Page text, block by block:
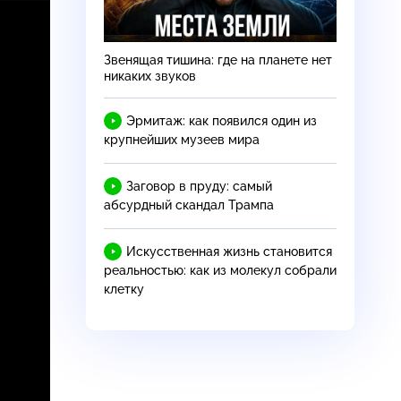
Звенящая тишина: где на планете нет
никаких звуков
Эрмитаж: как появился один из
крупнейших музеев мира
Заговор в пруду: самый
абсурдный скандал Трампа
Искусственная жизнь становится
реальностью: как из молекул собрали
клетку